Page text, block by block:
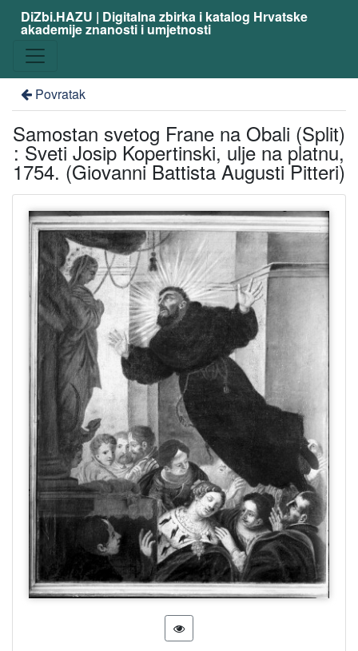
DiZbi.HAZU | Digitalna zbirka i katalog Hrvatske
akademije znanosti i umjetnosti
Povratak
Samostan svetog Frane na Obali (Split)
: Sveti Josip Kopertinski, ulje na platnu,
1754. (Giovanni Battista Augusti Pitteri)